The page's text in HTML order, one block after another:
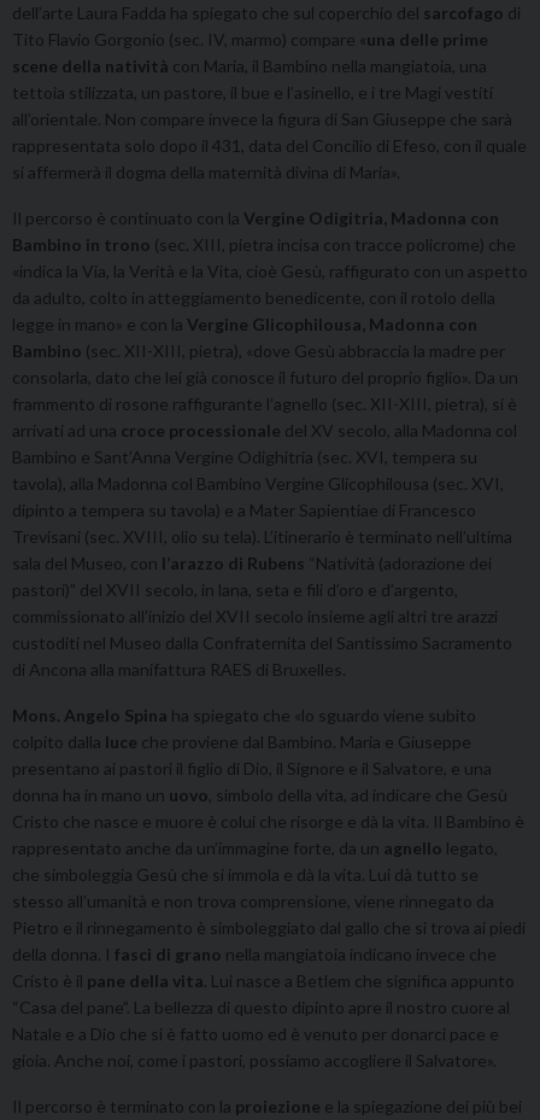
dell’arte Laura Fadda ha spiegato che sul coperchio del sarcofago di
Tito Flavio Gorgonio (sec. IV, marmo) compare «una delle prime
scene della natività con Maria, il Bambino nella mangiatoia, una
tettoia stilizzata, un pastore, il bue e l’asinello, e i tre Magi vestiti
all’orientale. Non compare invece la figura di San Giuseppe che sarà
rappresentata solo dopo il 431, data del Concilio di Efeso, con il quale
si affermerà il dogma della maternità divina di Maria».
Il percorso è continuato con la Vergine Odigitria, Madonna con
Bambino in trono (sec. XIII, pietra incisa con tracce policrome) che
«indica la Via, la Verità e la Vita, cioè Gesù, raffigurato con un aspetto
da adulto, colto in atteggiamento benedicente, con il rotolo della
legge in mano» e con la Vergine Glicophilousa, Madonna con
Bambino (sec. XII-XIII, pietra), «dove Gesù abbraccia la madre per
consolarla, dato che lei già conosce il futuro del proprio figlio». Da un
frammento di rosone raffigurante l’agnello (sec. XII-XIII, pietra), si è
arrivati ad una croce processionale del XV secolo, alla Madonna col
Bambino e Sant’Anna Vergine Odighitria (sec. XVI, tempera su
tavola), alla Madonna col Bambino Vergine Glicophilousa (sec. XVI,
dipinto a tempera su tavola) e a Mater Sapientiae di Francesco
Trevisani (sec. XVIII, olio su tela). L’itinerario è terminato nell’ultima
sala del Museo, con l’arazzo di Rubens “Natività (adorazione dei
pastori)” del XVII secolo, in lana, seta e fili d’oro e d’argento,
commissionato all’inizio del XVII secolo insieme agli altri tre arazzi
custoditi nel Museo dalla Confraternita del Santissimo Sacramento
di Ancona alla manifattura RAES di Bruxelles.
Mons. Angelo Spina ha spiegato che «lo sguardo viene subito
colpito dalla luce che proviene dal Bambino. Maria e Giuseppe
presentano ai pastori il figlio di Dio, il Signore e il Salvatore, e una
donna ha in mano un uovo , simbolo della vita, ad indicare che Gesù
Cristo che nasce e muore è colui che risorge e dà la vita. Il Bambino è
rappresentato anche da un’immagine forte, da un agnello legato,
che simboleggia Gesù che si immola e dà la vita. Lui dà tutto se
stesso all’umanità e non trova comprensione, viene rinnegato da
Pietro e il rinnegamento è simboleggiato dal gallo che si trova ai piedi
della donna. I fasci di grano nella mangiatoia indicano invece che
Cristo è il pane della vita . Lui nasce a Betlem che significa appunto
“Casa del pane”. La bellezza di questo dipinto apre il nostro cuore al
Natale e a Dio che si è fatto uomo ed è venuto per donarci pace e
gioia. Anche noi, come i pastori, possiamo accogliere il Salvatore».
Il percorso è terminato con la proiezione e la spiegazione dei più bei